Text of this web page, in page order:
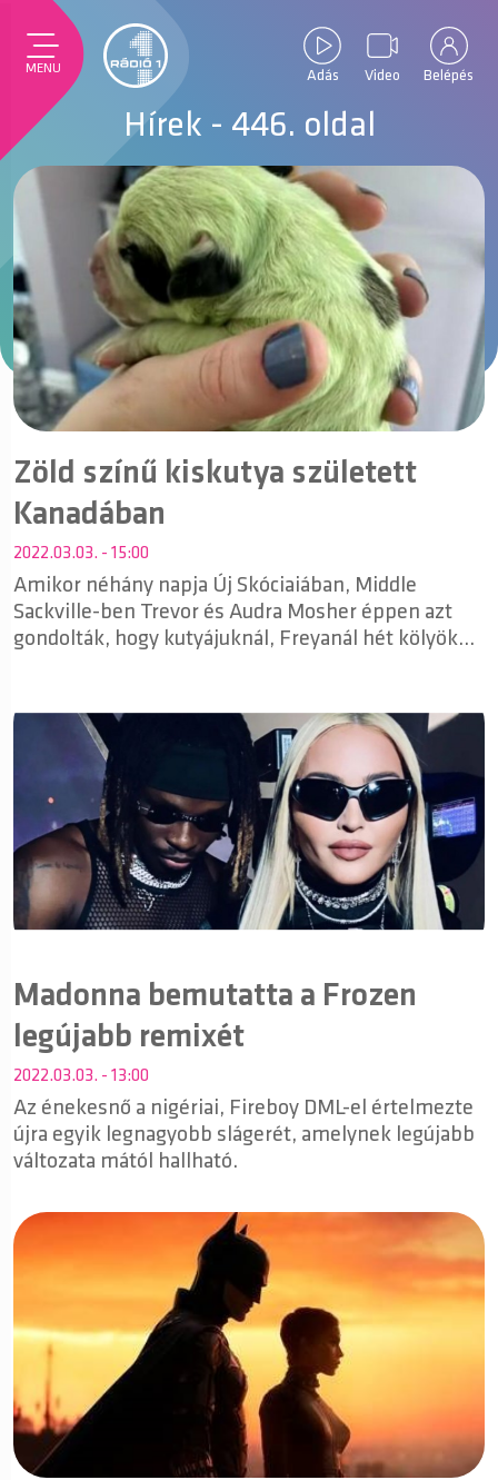
MENU Adás Video Belépés
Hírek - 446. oldal
Zöld színű kiskutya született
Kanadában
2022.03.03. - 15:00
Amikor néhány napja Új Skóciaiában, Middle
Sackville-ben Trevor és Audra Mosher éppen azt
gondolták, hogy kutyájuknál, Freyanál hét kölyök
adott életet – méghozzá egyáltalán nem
szokványos körülmények között.
Madonna bemutatta a Frozen
legújabb remixét
2022.03.03. - 13:00
Az énekesnő a nigériai, Fireboy DML-el értelmezte
újra egyik legnagyobb slágerét, amelynek legújabb
változata mától hallható.